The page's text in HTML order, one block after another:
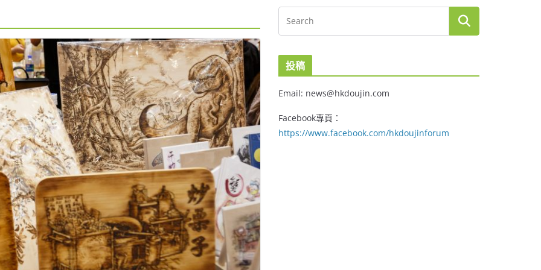
投稿
Email: news@hkdoujin.com
Facebook專頁：
https://www.facebook.com/hkdoujinforum